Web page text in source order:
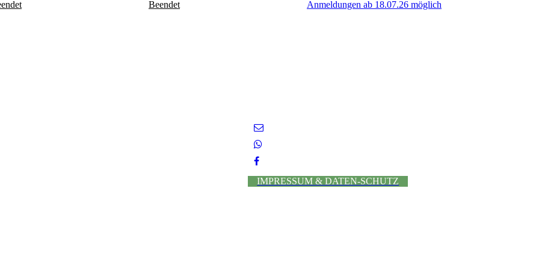
Beendet Anmeldungen ab 18.07.26 möglich
IMPRESSUM & DATEN-SCHUTZ